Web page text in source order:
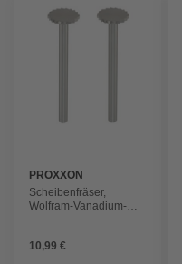
PROXXON
Scheibenfräser,
Wolfram-Vanadium-
10,99 €